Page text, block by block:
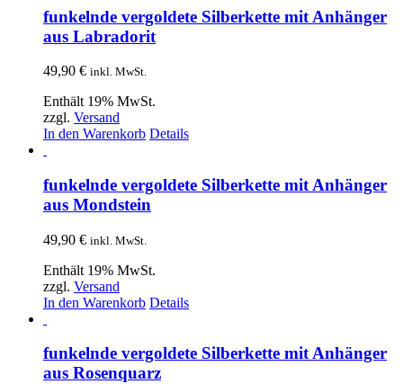
funkelnde vergoldete Silberkette mit Anhänger
aus Labradorit
49,90 € inkl. MwSt.
Enthält 19% MwSt.
zzgl. Versand
In den Warenkorb Details
funkelnde vergoldete Silberkette mit Anhänger
aus Mondstein
49,90 € inkl. MwSt.
Enthält 19% MwSt.
zzgl. Versand
In den Warenkorb Details
funkelnde vergoldete Silberkette mit Anhänger
aus Rosenquarz